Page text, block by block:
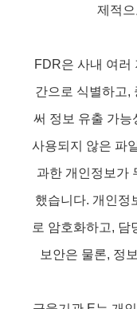
제적
FDR은 사내 여러
간으로 식별하고,
써 정보 유출 가능
사용되지 않은 파
과한 개인정보가
했습니다. 개인정
로 암호화하고, 담
보안은 물론, 정